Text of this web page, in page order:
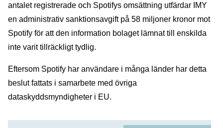
antalet registrerade och Spotifys omsättning utfärdar IMY
en administrativ sanktionsavgift på 58 miljoner kronor mot
Spotify för att den information bolaget lämnat till enskilda
inte varit tillräckligt tydlig.
Eftersom Spotify har användare i många länder har detta
beslut fattats i samarbete med övriga
dataskyddsmyndigheter i EU.